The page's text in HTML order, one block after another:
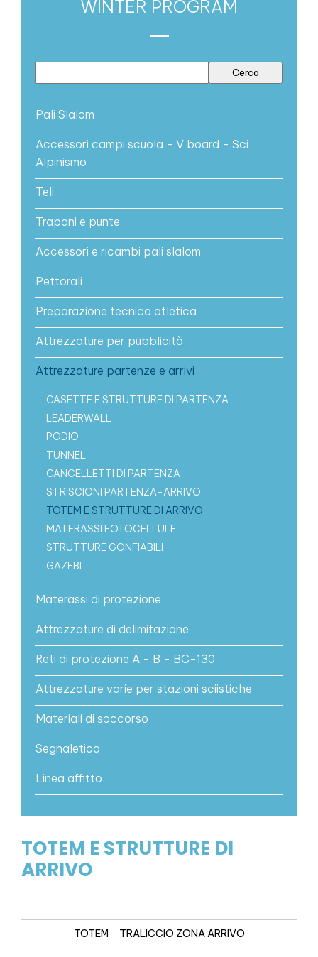
WINTER PROGRAM
Pali Slalom
Accessori campi scuola - V board - Sci
Alpinismo
Teli
Trapani e punte
Accessori e ricambi pali slalom
Pettorali
Preparazione tecnico atletica
Attrezzature per pubblicità
Attrezzature partenze e arrivi
CASETTE E STRUTTURE DI PARTENZA
LEADERWALL
PODIO
TUNNEL
CANCELLETTI DI PARTENZA
STRISCIONI PARTENZA-ARRIVO
TOTEM E STRUTTURE DI ARRIVO
MATERASSI FOTOCELLULE
STRUTTURE GONFIABILI
GAZEBI
Materassi di protezione
Attrezzature di delimitazione
Reti di protezione A - B - BC-130
Attrezzature varie per stazioni sciistiche
Materiali di soccorso
Segnaletica
Linea affitto
TOTEM E STRUTTURE DI
ARRIVO
TOTEM TRALICCIO ZONA ARRIVO